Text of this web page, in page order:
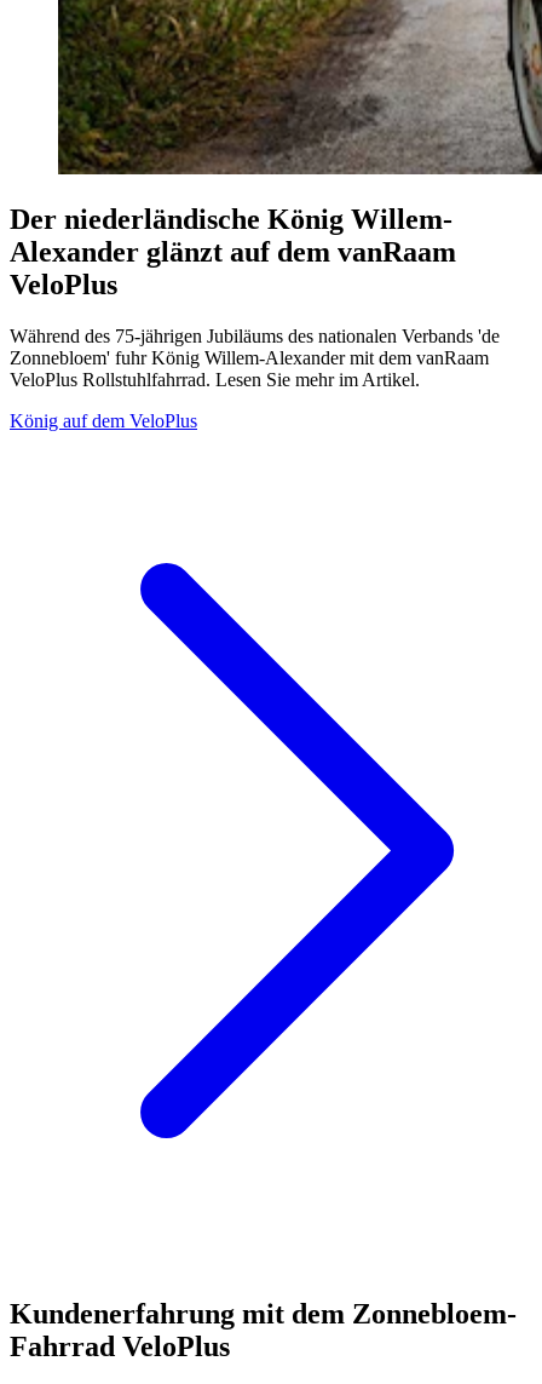
Der niederländische König Willem-
Alexander glänzt auf dem vanRaam
VeloPlus
Während des 75-jährigen Jubiläums des nationalen Verbands 'de
Zonnebloem' fuhr König Willem-Alexander mit dem vanRaam
VeloPlus Rollstuhlfahrrad. Lesen Sie mehr im Artikel.
König auf dem VeloPlus
Kundenerfahrung mit dem Zonnebloem-
Fahrrad VeloPlus